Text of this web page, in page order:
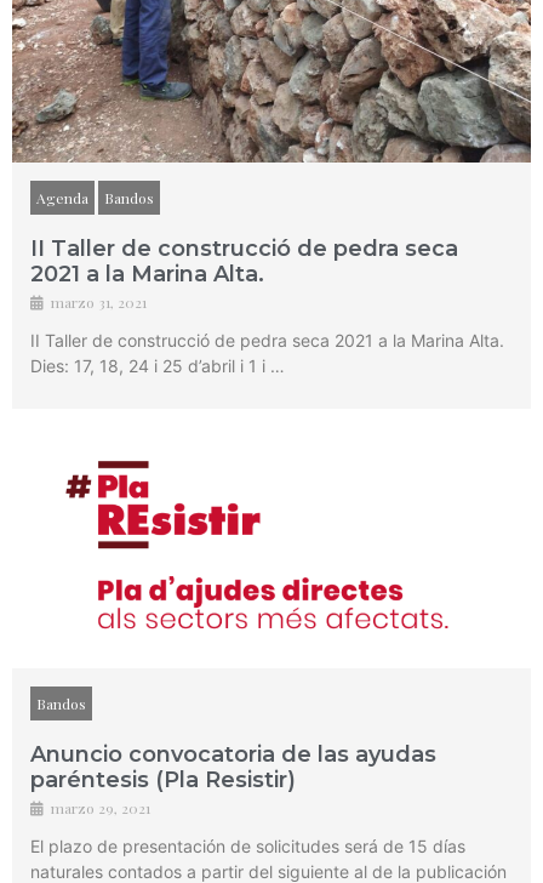
Agenda Bandos
II Taller de construcció de pedra seca
2021 a la Marina Alta.
marzo 31, 2021
II Taller de construcció de pedra seca 2021 a la Marina Alta.
Dies: 17, 18, 24 i 25 d’abril i 1 i …
Bandos
Anuncio convocatoria de las ayudas
paréntesis (Pla Resistir)
marzo 29, 2021
El plazo de presentación de solicitudes será de 15 días
naturales contados a partir del siguiente al de la publicación